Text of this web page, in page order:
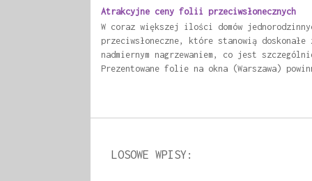
Atrakcyjne ceny folii przeciwsłonecznych
W coraz większej ilości domów
przeciwsłoneczne, które stanowią
nadmiernym nagrzewaniem, co jest
Prezentowane folie na okna (Warszawa)
LOSOWE WPISY: